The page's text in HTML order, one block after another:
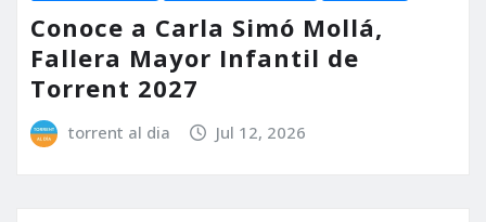
Conoce a Carla Simó Mollá,
Fallera Mayor Infantil de
Torrent 2027
torrent al dia Jul 12, 2026